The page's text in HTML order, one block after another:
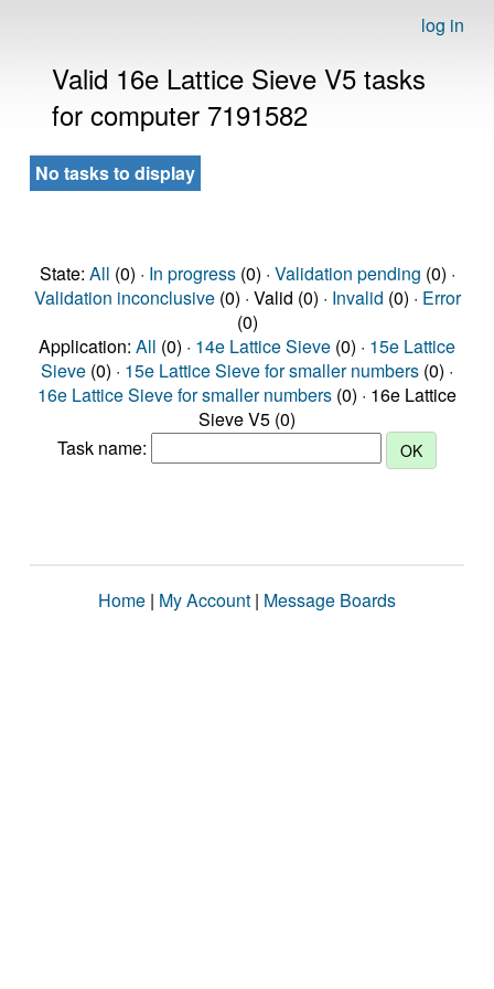
log in
Valid 16e Lattice Sieve V5 tasks
for computer 7191582
No tasks to display
State: All (0) · In progress(0) · Validation pending (0) ·
Validation inconclusive(0) · Valid (0) · Invalid (0) · Error
(0)
Application: All (0) · 14e Lattice Sieve (0) · 15e Lattice
Sieve (0) · 15e Lattice Sieve for smaller numbers (0) ·
16e Lattice Sieve for smaller numbers (0) · 16e Lattice
Sieve V5 (0)
Task name:
Home | My Account | Message Boards